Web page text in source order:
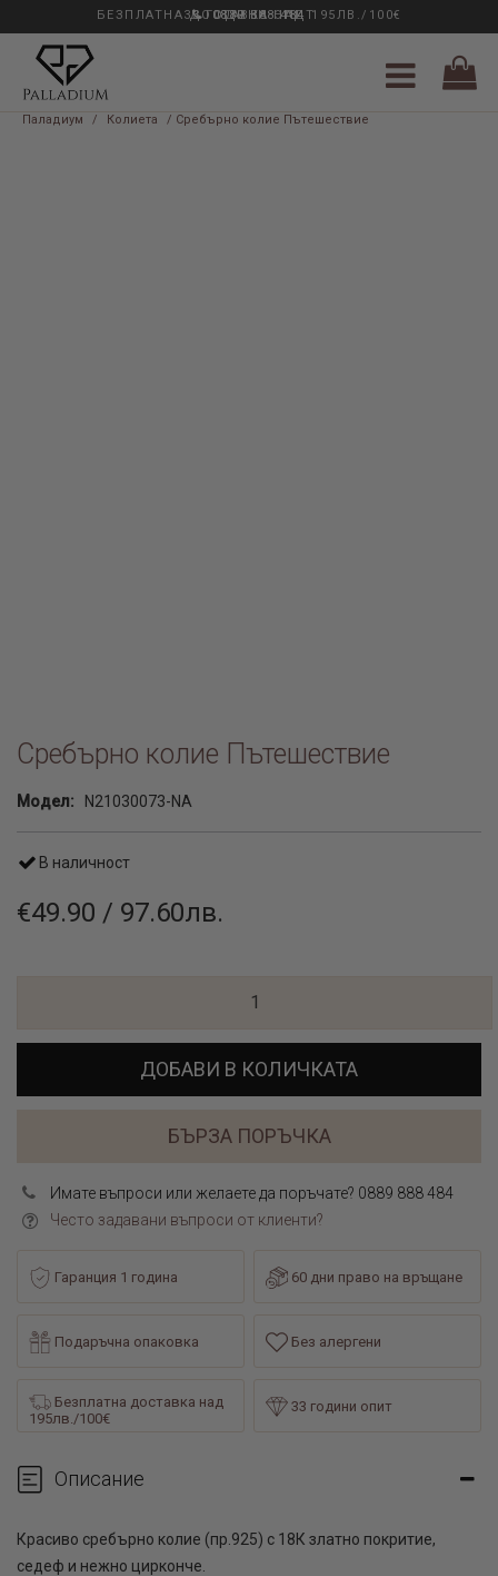
33 ГОДИНИ ОПИТ
БЕЗПЛАТНА ДОСТАВКА НАД 195ЛВ./100€
0889 888 484
Паладиум / Колиета / Сребърно колие Пътешествие
Сребърно колие Пътешествие
Модел: N21030073-NA
В наличност
€49.90 / 97.60лв.
ДОБАВИ В КОЛИЧКАТА
БЪРЗА ПОРЪЧКА
Имате въпроси или желаете да поръчате? 0889 888 484
Често задавани въпроси от клиенти?
Гаранция 1 година 60 дни право на връщане
Подаръчна опаковка Без алергени
Безплатна доставка над
195лв./100€
33 години опит
Описание
Красиво сребърно колие (пр.925) с 18К златно покритие,
седеф и нежно цирконче.